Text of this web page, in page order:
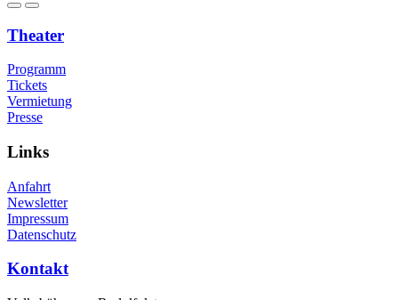
Theater
Programm
Tickets
Vermietung
Presse
Links
Anfahrt
Newsletter
Impressum
Datenschutz
Kontakt